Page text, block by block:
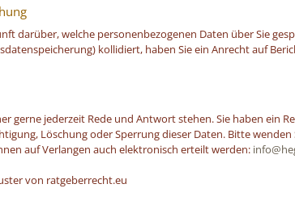
darüber, welche personenbezogenen Daten über Sie
kollidiert, haben Sie ein Anrecht auf
gerne jederzeit Rede und Antwort stehen. Sie haben ein
Löschung oder Sperrung dieser Daten. Bitte
auf Verlangen auch elektronisch erteilt werden:
von ratgeberrecht.eu